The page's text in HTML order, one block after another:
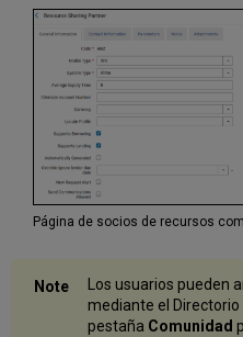
Página de socios de recursos
Los usuarios pueden
mediante el
pestaña Comunidad